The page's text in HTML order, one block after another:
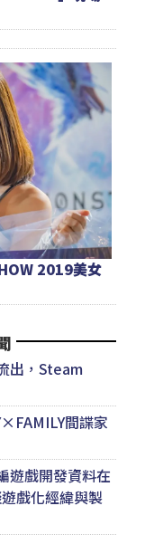
2019美女
出，Steam
間諜家
遊戲開發資料在
戲化經緯與製